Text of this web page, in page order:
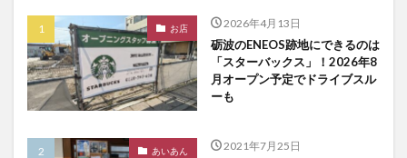
お店 2026年4月13日
砺波のENEOS跡地にできるのは
「スターバックス」！2026年8
月オープン予定でドライブスル
ーも
あいあん 2021年7月25日